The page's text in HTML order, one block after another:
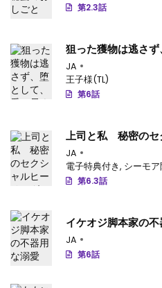
第2.3話
狙った獲物は逃さ
人彼のみだらな愛撫
JA
王子様(TL)
第6話
上司と私 秘密のセ
JA
電子特典付き, シーモ
第6.3話
イケオジ脚本家の
JA
第6話